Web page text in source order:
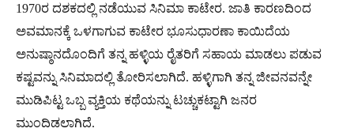
1970ರ ದಶಕದಲ್ಲಿ ನಡೆಯುವ ಸಿನಿಮಾ ಕಾಟೇರ. ಜಾತಿ ಕಾರಣದಿಂದ
ಅವಮಾನಕ್ಕೆ ಒಳಗಾಗುವ ಕಾಟೇರ ಭೂಸುಧಾರಣಾ ಕಾಯಿದೆಯ
ಅನುಷ್ಠಾನದೊಂದಿಗೆ ತನ್ನ ಹಳ್ಳಿಯ ರೈತರಿಗೆ ಸಹಾಯ ಮಾಡಲು ಪಡುವ
ಕಷ್ಟವನ್ನು ಸಿನಿಮಾದಲ್ಲಿ ತೋರಿಸಲಾಗಿದೆ. ಹಳ್ಳಿಗಾಗಿ ತನ್ನ ಜೀವನವನ್ನೇ
ಮುಡಿಪಿಟ್ಟ ಒಬ್ಬ ವ್ಯಕ್ತಿಯ ಕಥೆಯನ್ನು ಟಚ್ಚುಕಟ್ಟಾಗಿ ಜನರ
ಮುಂದಿಡಲಾಗಿದೆ.